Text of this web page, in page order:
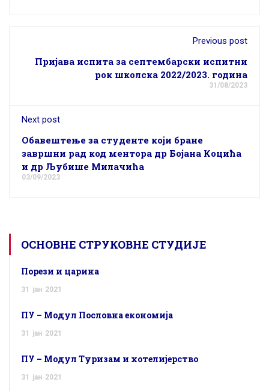
Previous post
Пријава испита за септембарски испитни
рок школска 2022/2023. година
31/08/2023
Next post
Обавештење за студенте који бране
завршни рад код ментора др Бојана Коцића
и др Љубише Милачића
03/09/2023
ОСНОВНЕ СТРУКОВНЕ СТУДИЈЕ
Порези и царина
31 јан 2021
ПУ – Модул Пословна економија
31 јан 2021
ПУ – Модул Туризам и хотелијерство
31 јан 2021